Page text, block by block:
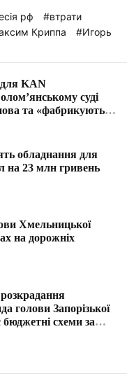
а
рф
#втрати
Криппа
#Игорь
KAN
суді
та «фабрикують»
обладнання для
на 23 млн гривень
Хмельницької
на дорожніх
голови Запорізької
схеми за